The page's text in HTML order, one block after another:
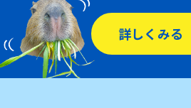
詳しくみる